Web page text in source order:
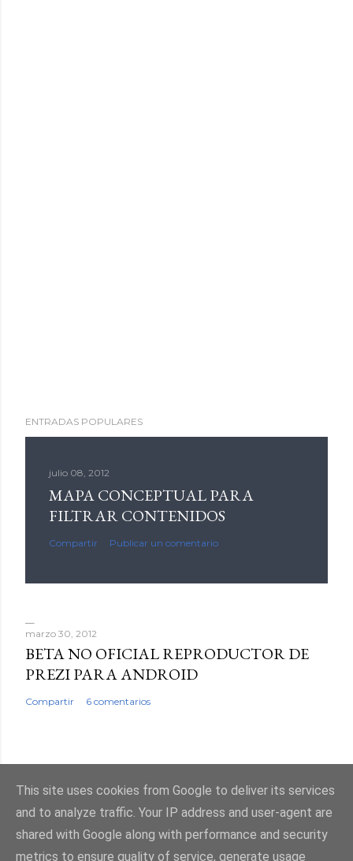
ENTRADAS POPULARES
julio 08, 2012
MAPA CONCEPTUAL PARA
FILTRAR CONTENIDOS
Compartir Publicar un comentario
marzo 30, 2012
BETA NO OFICIAL REPRODUCTOR DE
PREZI PARA ANDROID
Compartir 6 comentarios
Con la tecnología de Blogger
This site uses cookies from Google to deliver its services
and to analyze traffic. Your IP address and user-agent are
shared with Google along with performance and security
metrics to ensure quality of service, generate usage